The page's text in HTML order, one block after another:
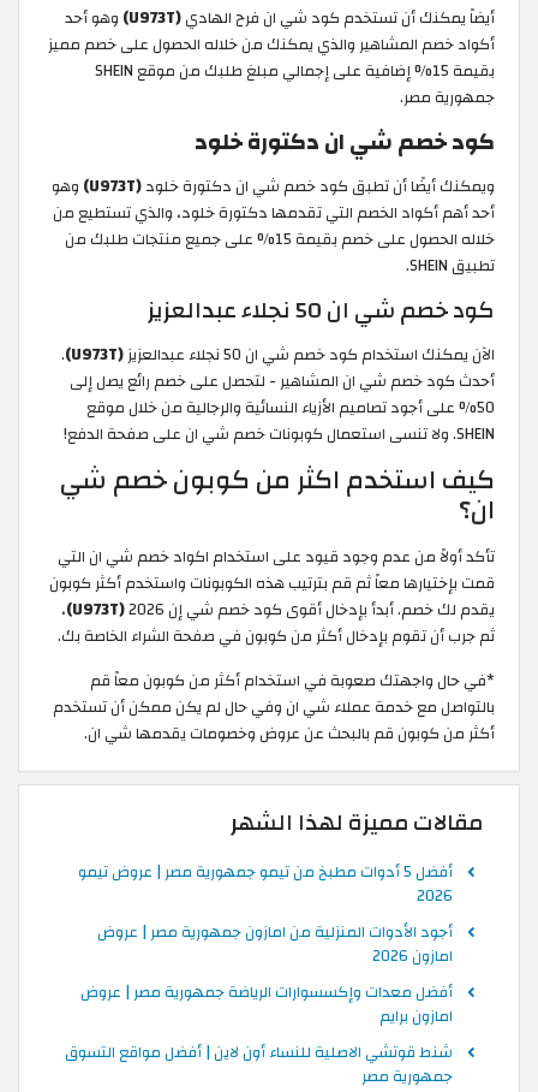
أيضاً يمكنك أن تستخدم كود شي ان فرح الهادي(U973T)
وهو أحد
أكواد خصم المشاهير والذي يمكنك من خلاله الحصول على خصم مميز
بقيمة 15% إضافية على إجمالي مبلغ طلبك من موقع SHEIN
جمهورية مصر.
كود خصم شي ان دكتورة خلود
ويمكنك أيضًا أن تطبق كود خصم شي ان دكتورة خلود(U973T)
وهو
أحد أهم أكواد الخصم التي تقدمها دكتورة خلود، والذي تستطيع من
خلاله الحصول على خصم بقيمة 15% على جميع منتجات طلبك من
تطبيق SHEIN.
كود خصم شي ان 50 نجلاء عبدالعزيز
الآن يمكنك استخدام كود خصم شي ان 50 نجلاء عبدالعزيز (U973T)
.
أحدث كود خصم شي ان المشاهير - لتحصل على خصم رائع يصل إلى
50% على أجود تصاميم الأزياء النسائية والرجالية من خلال موقع
SHEIN. ولا تنسى استعمال كوبونات خصم شي ان على صفحة الدفع!
كيف استخدم اكثر من كوبون خصم شي
ان؟
تأكد أولاً من عدم وجود قيود على استخدام اكواد خصم شي ان التي
قمت بإختيارها معاً ثم قم بترتيب هذه الكوبونات واستخدم أكثر كوبون
يقدم لك خصم. أبدأ بإدخال أقوى كود خصم شي إن 2026
(U973T)
،
ثم جرب أن تقوم بإدخال أكثر من كوبون في صفحة الشراء الخاصة بك.
*في حال واجهتك صعوبة في استخدام أكثر من كوبون معاً قم
بالتواصل مع خدمة عملاء شي ان وفي حال لم يكن ممكن أن تستخدم
أكثر من كوبون قم بالبحث عن عروض وخصومات يقدمها شي ان.
مقالات مميزة لهذا الشهر
أفضل 5 أدوات مطبخ من تيمو جمهورية مصر | عروض تيمو
2026
أجود الأدوات المنزلية من امازون جمهورية مصر | عروض
امازون 2026
أفضل معدات وإكسسوارات الرياضة جمهورية مصر | عروض
امازون برايم
شنط قوتشي الاصلية للنساء أون لاين | أفضل مواقع التسوق
جمهورية مصر